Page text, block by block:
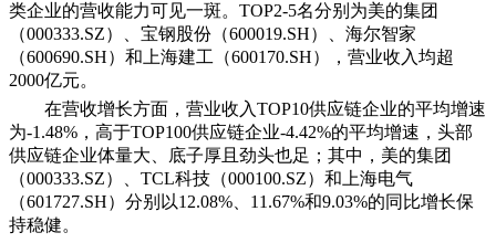
类企业的营收能力可见一斑。TOP2-5名分别为美的集团
（000333.SZ）、宝钢股份（600019.SH）、海尔智家
（600690.SH）和上海建工（600170.SH），营业收入均超
2000亿元。
在营收增长方面，营业收入TOP10供应链企业的平均增速
为-1.48%，高于TOP100供应链企业-4.42%的平均增速，头部
供应链企业体量大、底子厚且劲头也足；其中，美的集团
（000333.SZ）、TCL科技（000100.SZ）和上海电气
（601727.SH）分别以12.08%、11.67%和9.03%的同比增长保
持稳健。